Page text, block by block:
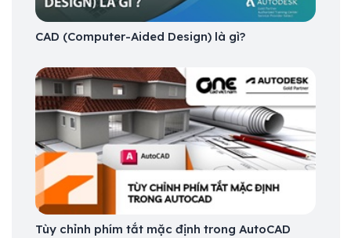
CAD (Computer-Aided Design) là gì?
Tùy chỉnh phím tắt mặc định trong AutoCAD